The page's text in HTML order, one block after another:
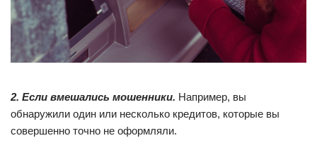
2. Если вмешались мошенники. Например, вы
обнаружили один или несколько кредитов, которые вы
совершенно точно не оформляли.